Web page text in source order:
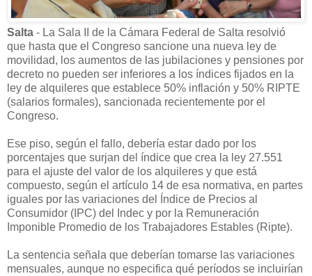
Salta - La Sala II de la Cámara Federal de Salta resolvió
que hasta que el Congreso sancione una nueva ley de
movilidad, los aumentos de las jubilaciones y pensiones por
decreto no pueden ser inferiores a los índices fijados en la
ley de alquileres que establece 50% inflación y 50% RIPTE
(salarios formales), sancionada recientemente por el
Congreso.
Ese piso, según el fallo, debería estar dado por los
porcentajes que surjan del índice que crea la ley 27.551
para el ajuste del valor de los alquileres y que está
compuesto, según el artículo 14 de esa normativa, en partes
iguales por las variaciones del Índice de Precios al
Consumidor (IPC) del Indec y por la Remuneración
Imponible Promedio de los Trabajadores Estables (Ripte).
La sentencia señala que deberían tomarse las variaciones
mensuales, aunque no especifica qué períodos se incluirían